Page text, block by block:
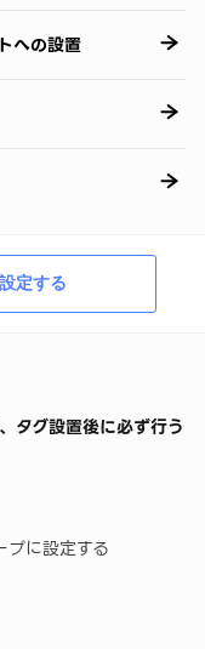
への設置
定する
タグ設置後に必ず行う
プに設定する